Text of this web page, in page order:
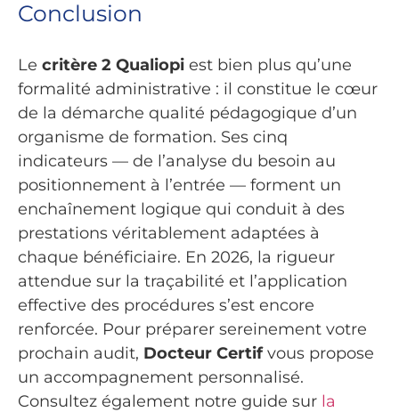
Conclusion
Le critère 2 Qualiopi est bien plus qu’une
formalité administrative : il constitue le cœur
de la démarche qualité pédagogique d’un
organisme de formation. Ses cinq
indicateurs — de l’analyse du besoin au
positionnement à l’entrée — forment un
enchaînement logique qui conduit à des
prestations véritablement adaptées à
chaque bénéficiaire. En 2026, la rigueur
attendue sur la traçabilité et l’application
effective des procédures s’est encore
renforcée. Pour préparer sereinement votre
prochain audit, Docteur Certifvous propose
un accompagnement personnalisé.
Consultez également notre guide sur la